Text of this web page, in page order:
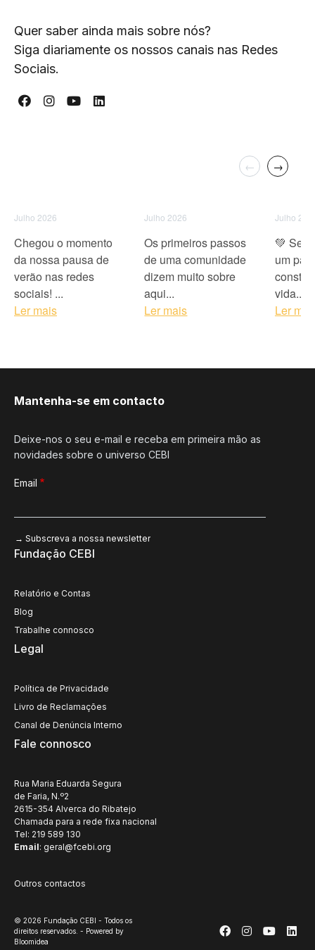
Quer saber ainda mais sobre nós?
Siga diariamente os nossos canais nas Redes
Sociais.
← →
Julho 2026
Chegou o momento
da nossa pausa de
verão nas redes
sociais! ...
Ler mais
Julho 2026
Os primeiros passos
de uma comunidade
dizem muito sobre
aqui...
Ler mais
Julho
💚 Ser
um
vida...
Ler
Mantenha-se em contacto
Deixe-nos o seu e-mail e receba em primeira mão as
novidades sobre o universo CEBI
Email
Fundação CEBI
Relatório e Contas
Blog
Trabalhe connosco
Legal
Política de Privacidade
Livro de Reclamações
Canal de Denúncia Interno
Fale connosco
Rua Maria Eduarda Segura
de Faria, N.º2
2615-354 Alverca do Ribatejo
Chamada para a rede fixa nacional
Tel: 219 589 130
Email: geral@fcebi.org
Outros contactos
© 2026 Fundação CEBI - Todos os
direitos reservados. - Powered by
Bloomidea